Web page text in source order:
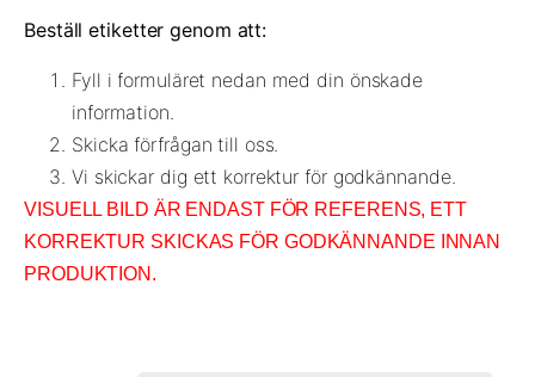
Beställ etiketter genom att:
Fyll i formuläret nedan med din önskade
information.
Skicka förfrågan till oss.
Vi skickar dig ett korrektur för godkännande.
VISUELL BILD ÄR ENDAST FÖR REFERENS, ETT
KORREKTUR SKICKAS FÖR GODKÄNNANDE INNAN
PRODUKTION.